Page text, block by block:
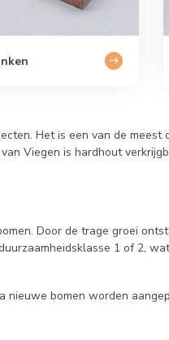
Het is een van de meest
Viegen is hardhout
Door de trage groei
1 of 2,
bomen worden